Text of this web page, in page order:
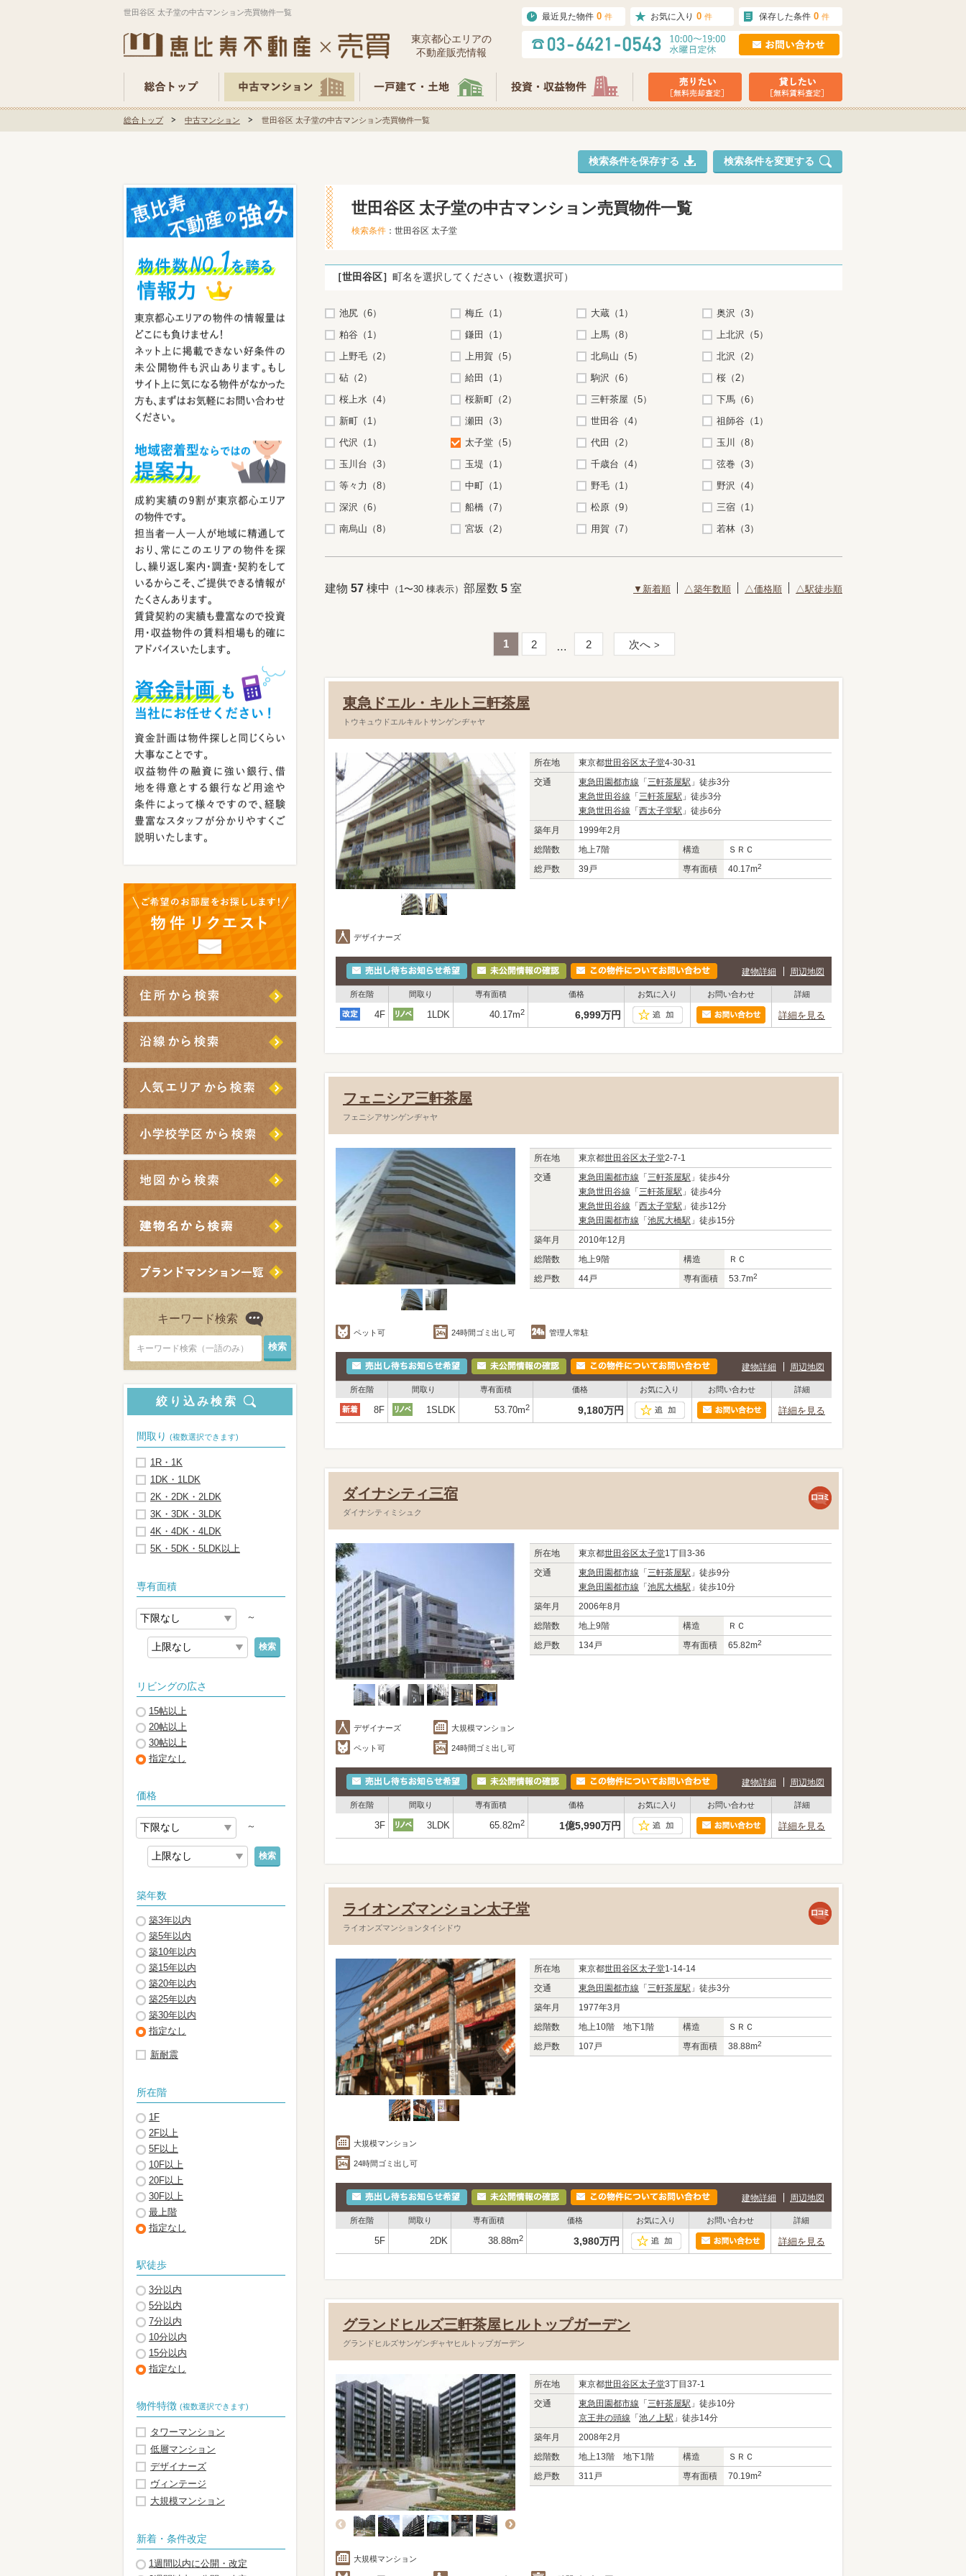
世田谷区 太子堂の中古マンション売買物件一覧
東京都⼼エリアの
不動産販売情報
最近見た物件 0 件 お気に入り 0 件 保存した条件 0 件
総合トップ 中古マンション 世田谷区 太子堂の中古マンション売買物件一覧
検索条件を変更する
検索条件を保存する
キーワード検索
キーワード検索（一語のみ）
絞り込み検索
間取り (複数選択できます)
1R・1K
1DK・1LDK
2K・2DK・2LDK
3K・3DK・3LDK
4K・4DK・4LDK
5K・5DK・5LDK以上
専有面積
～
検索
リビングの広さ
15帖以上
20帖以上
30帖以上
指定なし
価格
～
検索
築年数
築3年以内
築5年以内
築10年以内
築15年以内
築20年以内
築25年以内
築30年以内
指定なし
新耐震
所在階
1F
2F以上
5F以上
10F以上
20F以上
30F以上
最上階
指定なし
駅徒歩
3分以内
5分以内
7分以内
10分以内
15分以内
指定なし
物件特徴 (複数選択できます)
タワーマンション
低層マンション
デザイナーズ
ヴィンテージ
大規模マンション
新着・条件改定
1週間以内に公開・改定
世田谷区 太子堂の中古マンション売買物件一覧
検索条件 ：世田谷区 太子堂
［世田谷区］ 町名を選択してください（複数選択可）
池尻（6） 梅丘（1） 大蔵（1）
奥沢（3）
粕谷（1）
鎌田（1） 上馬（8）
上北沢（5）
上野毛（2）
上用賀（5） 北烏山（5）
北沢（2）
砧（2）
給田（1） 駒沢（6）
桜（2）
桜上水（4）
桜新町（2） 三軒茶屋（5）
下馬（6）
新町（1）
瀬田（3） 世田谷（4）
祖師谷（1）
代沢（1）
太子堂（5） 代田（2）
玉川（8）
玉川台（3）
玉堤（1） 千歳台（4）
弦巻（3）
等々力（8）
中町（1） 野毛（1）
野沢（4）
深沢（6）
船橋（7） 松原（9）
三宿（1）
南烏山（8）
宮坂（2） 用賀（7） 若林（3）
建物 57 棟中 （1〜30 棟表示） 部屋数 5 室 ▼新着順 △築年数順 △価格順 △駅徒歩順
1 2 2 次へ
東急ドエル・キルト三軒茶屋
トウキュウドエルキルトサンゲンヂャヤ
所在地 東京都世田谷区太子堂4-30-31
交通
東急田園都市線 「 三軒茶屋駅 」徒歩3分
東急世田谷線 「 三軒茶屋駅 」徒歩3分
東急世田谷線 「 西太子堂駅 」徒歩6分
築年月
1999年2月
総階数
地上7階 構造
ＳＲＣ
総戸数
39戸 専有面積 40.17m2
デザイナーズ
建物詳細 周辺地図
所在階 間取り 専有面積 価格 お気に入り お問い合わせ 詳細
4F 1LDK 40.17m2 6,999万円 詳細を見る
フェニシア三軒茶屋
フェニシアサンゲンヂャヤ
所在地 東京都世田谷区太子堂2-7-1
交通
東急田園都市線 「 三軒茶屋駅 」徒歩4分
東急世田谷線 「 三軒茶屋駅 」徒歩4分
東急世田谷線 「 西太子堂駅 」徒歩12分
東急田園都市線 「 池尻大橋駅 」徒歩15分
築年月
2010年12月
総階数
地上9階 構造
ＲＣ
総戸数
44戸 専有面積 53.7m2
ペット可 24時間ゴミ出し可 管理人常駐
建物詳細 周辺地図
所在階 間取り 専有面積 価格 お気に入り お問い合わせ 詳細
8F 1SLDK 53.70m2 9,180万円 詳細を見る
ダイナシティ三宿
ダイナシティミシュク
所在地 東京都世田谷区太子堂1丁目3-36
交通
東急田園都市線 「 三軒茶屋駅 」徒歩9分
東急田園都市線 「 池尻大橋駅 」徒歩10分
築年月
2006年8月
総階数
地上9階 構造
ＲＣ
総戸数
134戸 専有面積 65.82m2
デザイナーズ 大規模マンション
ペット可 24時間ゴミ出し可
建物詳細 周辺地図
所在階 間取り 専有面積 価格 お気に入り お問い合わせ 詳細
3F 3LDK 65.82m2 1億5,990万円 詳細を見る
ライオンズマンション太子堂
ライオンズマンションタイシドウ
所在地 東京都世田谷区太子堂1-14-14
交通
東急田園都市線 「 三軒茶屋駅 」徒歩3分
築年月
1977年3月
総階数
地上10階 地下1階 構造
ＳＲＣ
総戸数
107戸 専有面積 38.88m2
大規模マンション
24時間ゴミ出し可
建物詳細 周辺地図
所在階 間取り 専有面積 価格 お気に入り お問い合わせ 詳細
5F 2DK 38.88m2 3,980万円 詳細を見る
グランドヒルズ三軒茶屋ヒルトップガーデン
グランドヒルズサンゲンヂャヤヒルトップガーデン
所在地 東京都世田谷区太子堂3丁目37-1
交通
東急田園都市線 「 三軒茶屋駅 」徒歩10分
京王井の頭線 「 池ノ上駅 」徒歩14分
築年月
2008年2月
総階数
地上13階 地下1階 構造
ＳＲＣ
総戸数
311戸 専有面積 70.19m2
大規模マンション